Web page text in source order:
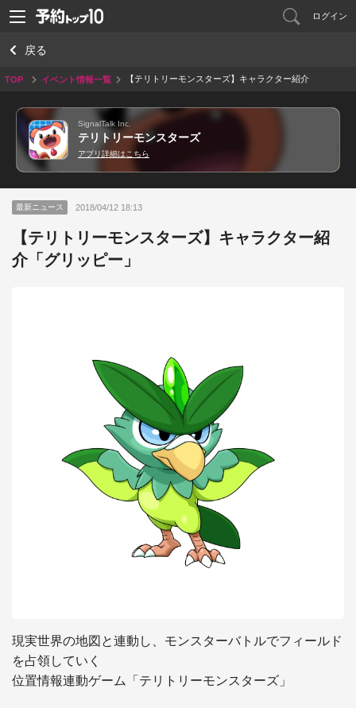
ログイン
戻る
TOP イベント情報一覧
【テリトリーモンスターズ】キャラクター紹介
SignalTalk Inc.
テリトリーモンスターズ
アプリ詳細はこちら
最新ニュース 2018/04/12 18:13
【テリトリーモンスターズ】キャラクター紹
介「グリッピー」
現実世界の地図と連動し、モンスターバトルでフィールド
を占領していく
位置情報連動ゲーム「テリトリーモンスターズ」